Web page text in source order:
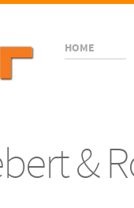
HOME
&